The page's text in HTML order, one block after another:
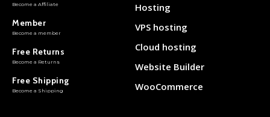
Become a Affiliate
Member
Become a member
Free Returns
Become a Returns
Free Shipping
Become a Shipping
Hosting
VPS hosting
Cloud hosting
Website Builder
WooCommerce